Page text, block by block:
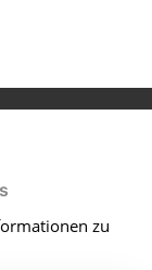
zu